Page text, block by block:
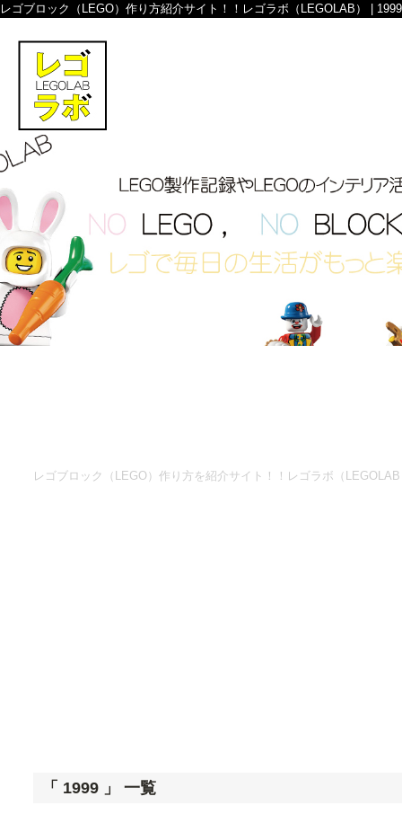
レゴブロック（LEGO）作り方紹介サイト！！レゴラボ（LEGOLAB） | 1999
レゴブロック（LEGO）作り方を紹介サイト！！レゴラボ（
「 1999 」 一覧